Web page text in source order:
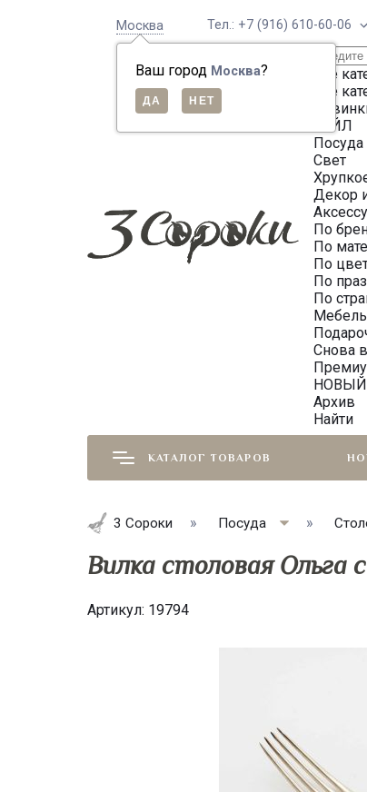
Москва
Ваш город Москва?
Тел.: +7 (916) 610-60-06
Все
Все
СЕЙЛ
Посуда
Свет
Декор
По
По
По
По
По
Мебель
Снова
Архив
Найти
КАТАЛОГ ТОВАРОВ
3 Сороки Посуда
Вилка столовая Ольга
Артикул: 19794